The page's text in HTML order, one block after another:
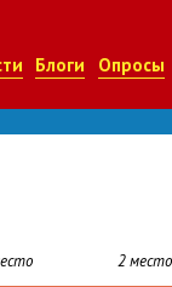
Блоги Опросы
2 место